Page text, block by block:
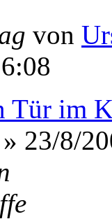
von
Tür im
» 23/8/